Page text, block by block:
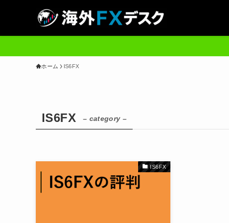
ホーム IS6FX
IS6FX – category –
IS6FX